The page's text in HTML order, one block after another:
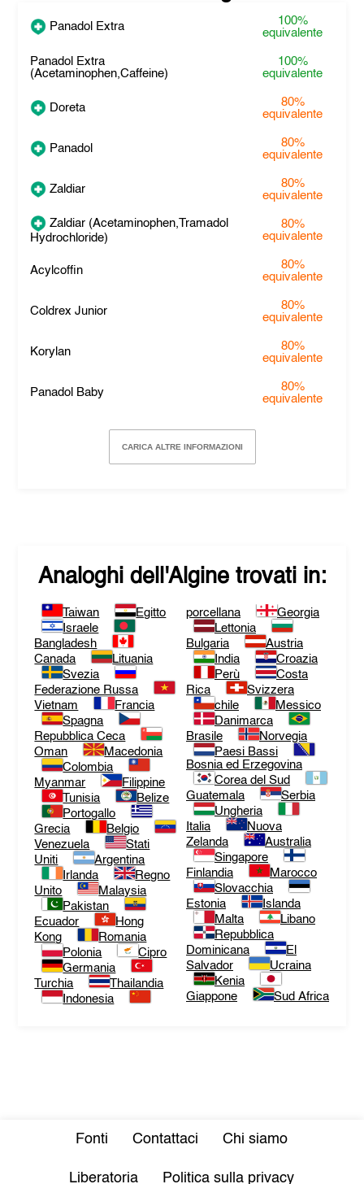
Panadol Extra
100%
equivalente
Panadol Extra
(Acetaminophen,Caffeine)
100%
equivalente
Doreta
80%
equivalente
Panadol
80%
equivalente
Zaldiar
80%
equivalente
Zaldiar (Acetaminophen,Tramadol
Hydrochloride)
80%
equivalente
Acylcoffin
80%
equivalente
Coldrex Junior
80%
equivalente
Korylan
80%
equivalente
Panadol Baby
80%
equivalente
CARICA ALTRE INFORMAZIONI
Analoghi dell'Alginetrovati in:
Taiwan
Egitto
Israele
Bangladesh
Canada
Lituania
Svezia
Federazione Russa
Vietnam
Francia
Spagna
Repubblica Ceca
Oman
Macedonia
Colombia
Myanmar
Filippine
Tunisia
Belize
Portogallo
Grecia
Belgio
Venezuela
Stati
Uniti
Argentina
Irlanda
Regno
Unito
Malaysia
Pakistan
Ecuador
Hong
Kong
Romania
Polonia
Cipro
Germania
Turchia
Thailandia
Indonesia
porcellana
Georgia
Lettonia
Bulgaria
Austria
India
Croazia
Perù
Costa
Rica
Svizzera
chile
Messico
Danimarca
Brasile
Norvegia
Paesi Bassi
Bosnia ed Erzegovina
Corea del Sud
Guatemala
Serbia
Ungheria
Italia
Nuova
Zelanda
Australia
Singapore
Finlandia
Marocco
Slovacchia
Estonia
Islanda
Malta
Libano
Repubblica
Dominicana
El
Salvador
Ucraina
Kenia
Giappone
Sud Africa
Fonti Contattaci Chi siamo
Liberatoria Politica sulla privacy